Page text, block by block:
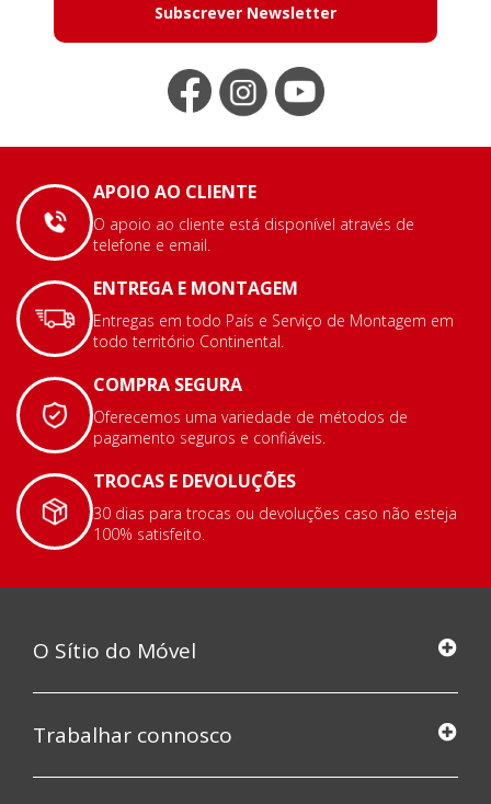
Subscrever Newsletter
APOIO AO CLIENTE
O apoio ao cliente está disponível através de
telefone e email.
ENTREGA E MONTAGEM
Entregas em todo País e Serviço de Montagem em
todo território Continental.
COMPRA SEGURA
Oferecemos uma variedade de métodos de
pagamento seguros e confiáveis.
TROCAS E DEVOLUÇÕES
30 dias para trocas ou devoluções caso não esteja
100% satisfeito.
O Sítio do Móvel
Trabalhar connosco